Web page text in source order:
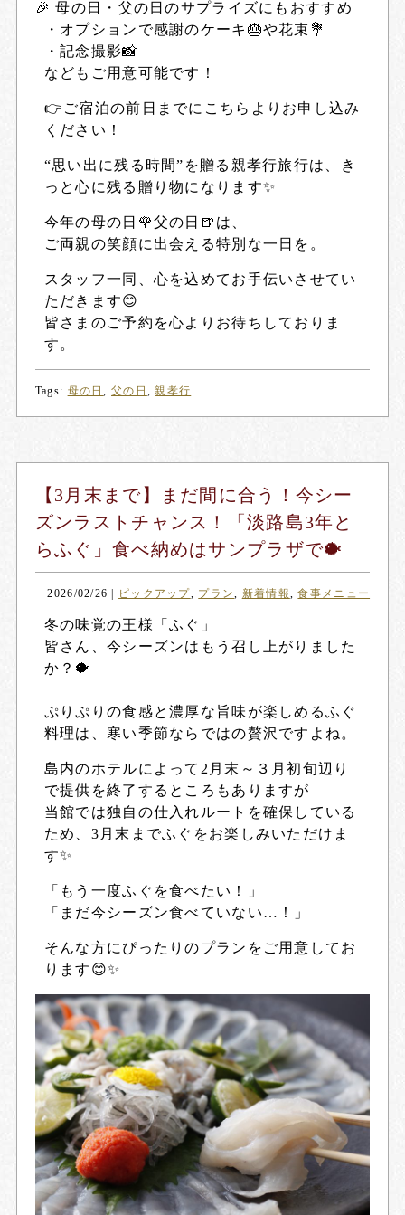
🎉 母の日・父の日のサプライズにもおすすめ
・オプションで感謝のケーキ🎂や花束💐
・記念撮影📸
などもご用意可能です！
👉ご宿泊の前日までにこちらよりお申し込み
ください！
“思い出に残る時間”を贈る親孝行旅行は、き
っと心に残る贈り物になります✨
今年の母の日🌹父の日🍺は、
ご両親の笑顔に出会える特別な一日を。
スタッフ一同、心を込めてお手伝いさせてい
ただきます😊
皆さまのご予約を心よりお待ちしておりま
す。
Tags: 母の日,父の日 ,親孝行
【3月末まで】まだ間に合う！今シー
ズンラストチャンス！「淡路島3年と
らふぐ」食べ納めはサンプラザで🐡
2026/02/26 ピックアップ, プラン, 新着情報,食事メニュー
冬の味覚の王様「ふぐ」
皆さん、今シーズンはもう召し上がりました
か？🐡
ぷりぷりの食感と濃厚な旨味が楽しめるふぐ
料理は、寒い季節ならではの贅沢ですよね。
島内のホテルによって2月末～３月初旬辺り
で提供を終了するところもありますが
当館では独自の仕入れルートを確保している
ため、3月末までふぐをお楽しみいただけま
す✨
「もう一度ふぐを食べたい！」
「まだ今シーズン食べていない…！」
そんな方にぴったりのプランをご用意してお
ります😊✨